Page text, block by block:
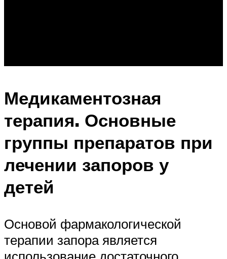
Медикаментозная
терапия. Основные
группы препаратов при
лечении запоров у
детей
Основой фармакологической
терапии запора является